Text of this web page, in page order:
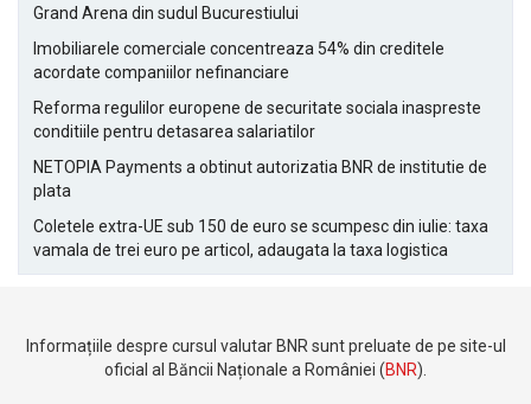
Grand Arena din sudul Bucurestiului
Imobiliarele comerciale concentreaza 54% din creditele
acordate companiilor nefinanciare
Reforma regulilor europene de securitate sociala inaspreste
conditiile pentru detasarea salariatilor
NETOPIA Payments a obtinut autorizatia BNR de institutie de
plata
Coletele extra-UE sub 150 de euro se scumpesc din iulie: taxa
vamala de trei euro pe articol, adaugata la taxa logistica
Informațiile despre cursul valutar BNR sunt preluate de pe site-ul
oficial al Băncii Naționale a României (BNR).